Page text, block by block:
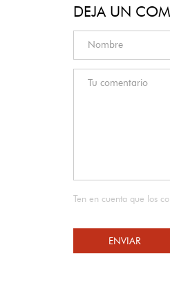
DEJA UN
Ten en cuenta que los
ENVIAR